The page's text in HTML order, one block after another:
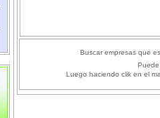
Buscar empresas que
Luego haciendo clik en el